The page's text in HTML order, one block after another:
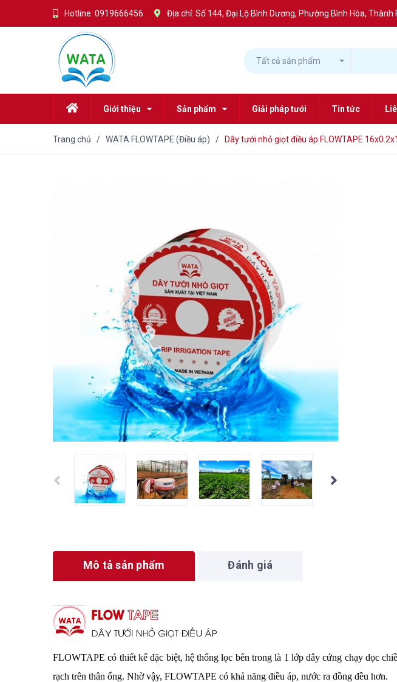
Hotline: 0919666456 Địa chỉ: Số 144, Đại Lộ Bình Dương, Phường Bình Hòa,
Tất cả sản phẩm
Giới thiệu Sản phẩm Giải pháp tưới Tin tức
Trang chủ / WATA FLOWTAPE (Điều áp) / Dây tưới nhỏ giọt điều áp FLOWTAPE
Mô tả sản phẩm Đánh giá
FLOWTAPE có thiết kế đặc biệt, hệ thống lọc bên trong là 1 lớp dây cứng chạy dọc
rạch trên thân ống. Nhờ vậy, FLOWTAPE có khả năng điều áp, nước ra đồng đều hơn.